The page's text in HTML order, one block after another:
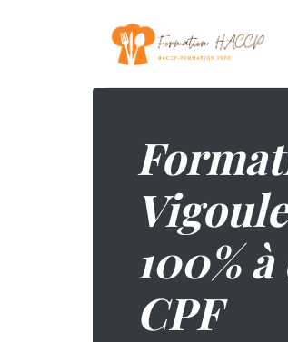
100%
CPF